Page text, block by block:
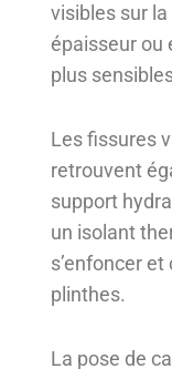
visibles sur
épaisseur ou
plus
Les fissures
retrouvent
support
un isolant
s’enfoncer
plinthes.
La pose de